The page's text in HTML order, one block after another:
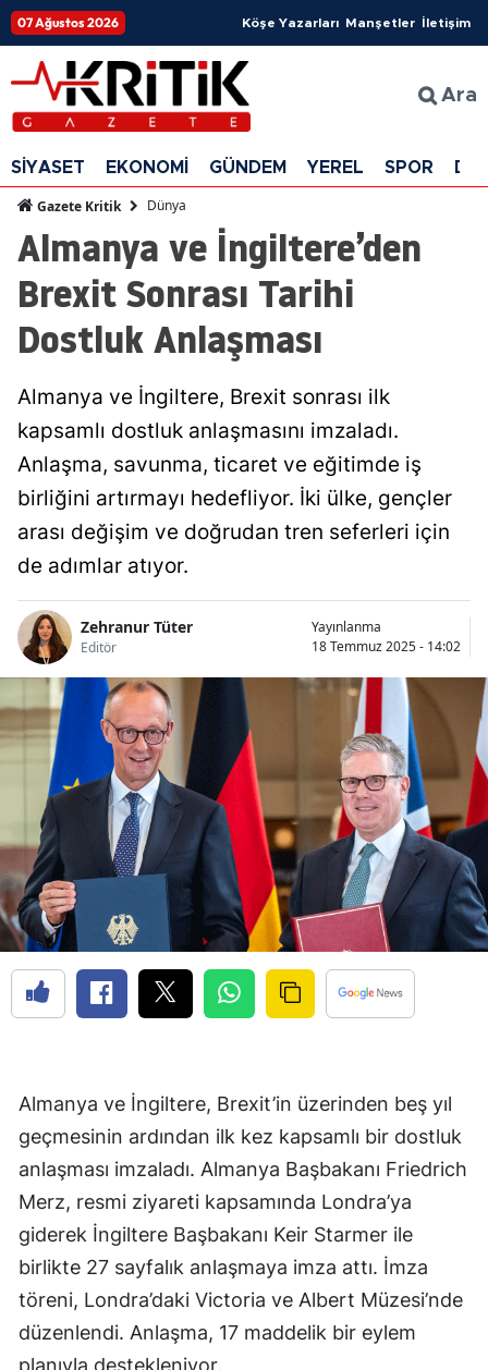
07 Ağustos 2026 Köşe Yazarları Manşetler İletişim
Ara
SİYASET EKONOMİ GÜNDEM YEREL SPOR
Gazete Kritik Dünya
Almanya ve İngiltere’den
Brexit Sonrası Tarihi
Dostluk Anlaşması
Almanya ve İngiltere, Brexit sonrası ilk
kapsamlı dostluk anlaşmasını imzaladı.
Anlaşma, savunma, ticaret ve eğitimde iş
birliğini artırmayı hedefliyor. İki ülke, gençler
arası değişim ve doğrudan tren seferleri için
de adımlar atıyor.
Zehranur Tüter
Editör
Yayınlanma
18 Temmuz 2025 - 14:02
Almanya ve İngiltere, Brexit’in üzerinden beş yıl
geçmesinin ardından ilk kez kapsamlı bir dostluk
anlaşması imzaladı. Almanya Başbakanı Friedrich
Merz, resmi ziyareti kapsamında Londra’ya
giderek İngiltere Başbakanı Keir Starmer ile
birlikte 27 sayfalık anlaşmaya imza attı. İmza
töreni, Londra’daki Victoria ve Albert Müzesi’nde
düzenlendi. Anlaşma, 17 maddelik bir eylem
planıyla destekleniyor.